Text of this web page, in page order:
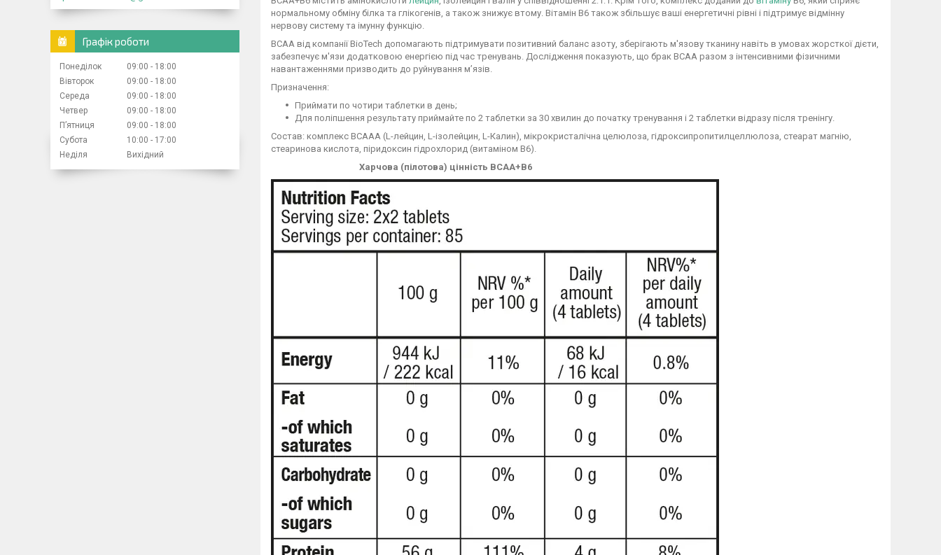
нормальному обміну білка та глікогенів, а також знижує втому. Вітамін B6 також збільшує ваші енергетичні рівні і підтримує відмінну
нервову систему та імунну функцію.
BCAA від компанії BioTech допомагають підтримувати позитивний баланс азоту, зберігають м'язову тканину навіть в умовах жорсткої дієти,
забезпечує м'язи додатковою енергією під час тренувань. Дослідження показують, що брак BCAA разом з інтенсивними фізичними
навантаженнями призводить до руйнування м’язів.
Призначення:
Приймати по чотири таблетки в день;
Для поліпшення результату приймайте по 2 таблетки за 30 хвилин до початку тренування і 2 таблетки відразу після тренінгу.
Состав: комплекс BCAAA (L-лейцин, L-ізолейцин, L-Калин), мікрокристалічна целюлоза, гідроксипропитилцеллюлоза, стеарат магнію,
стеаринова кислота, піридоксин гідрохлорид (витаміном B6).
Харчова (пілотова) цінність BCAA+B6
Графік роботи
Понеділок 09:00
18:00
Вівторок
09:00
18:00
Середа
09:00
18:00
Четвер
09:00
18:00
Пʼятниця
09:00
18:00
Субота
10:00
17:00
Неділя
Вихідний